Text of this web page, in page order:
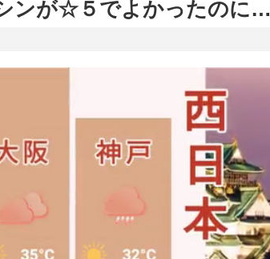
ンが☆５でよかったのに…